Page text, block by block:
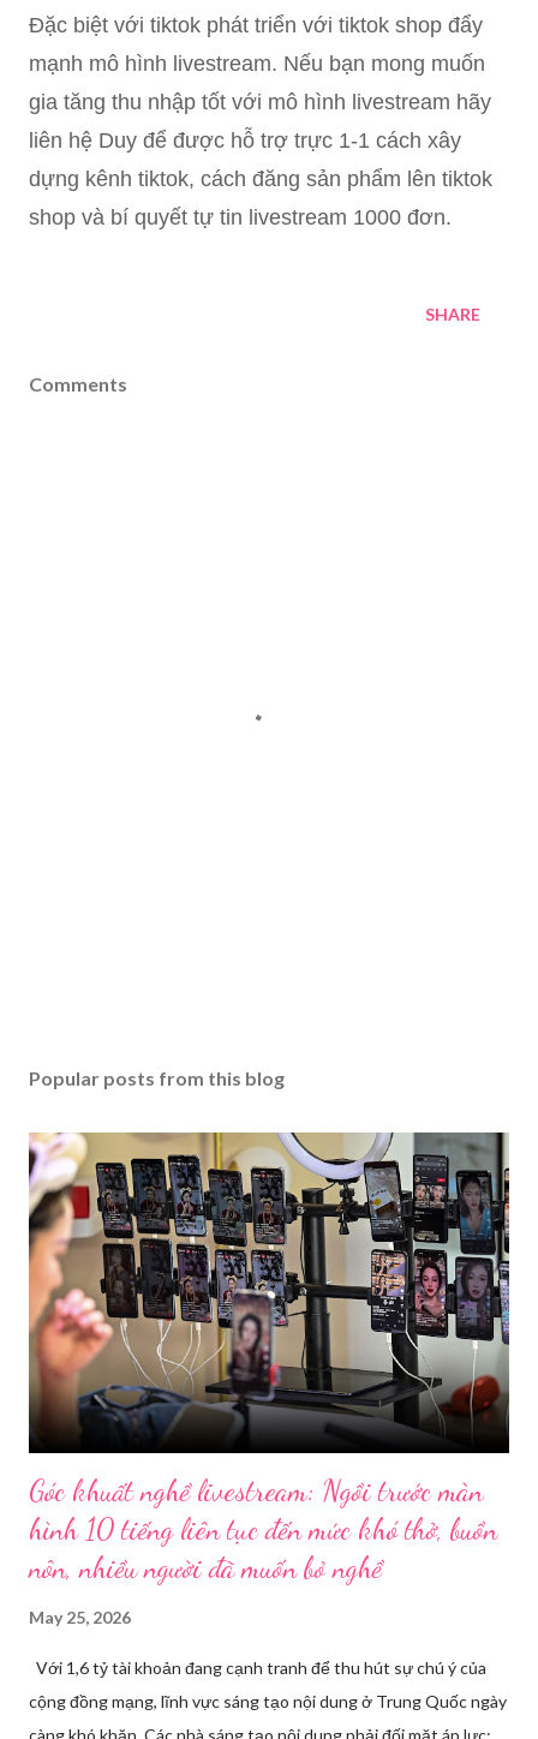
Đặc biệt với tiktok phát triển với tiktok shop đẩy
mạnh mô hình livestream. Nếu bạn mong muốn
gia tăng thu nhập tốt với mô hình livestream hãy
liên hệ Duy để được hỗ trợ trực 1-1 cách xây
dựng kênh tiktok, cách đăng sản phẩm lên tiktok
shop và bí quyết tự tin livestream 1000 đơn.
SHARE
Comments
Popular posts from this blog
Góc khuất nghề livestream: Ngồi trước màn
hình 10 tiếng liên tục đến mức khó thở, buồn
nôn, nhiều người đã muốn bỏ nghề
May 25, 2026
Với 1,6 tỷ tài khoản đang cạnh tranh để thu hút sự chú ý của
cộng đồng mạng, lĩnh vực sáng tạo nội dung ở Trung Quốc ngày
càng khó khăn. Các nhà sáng tạo nội dung phải đối mặt áp lực: